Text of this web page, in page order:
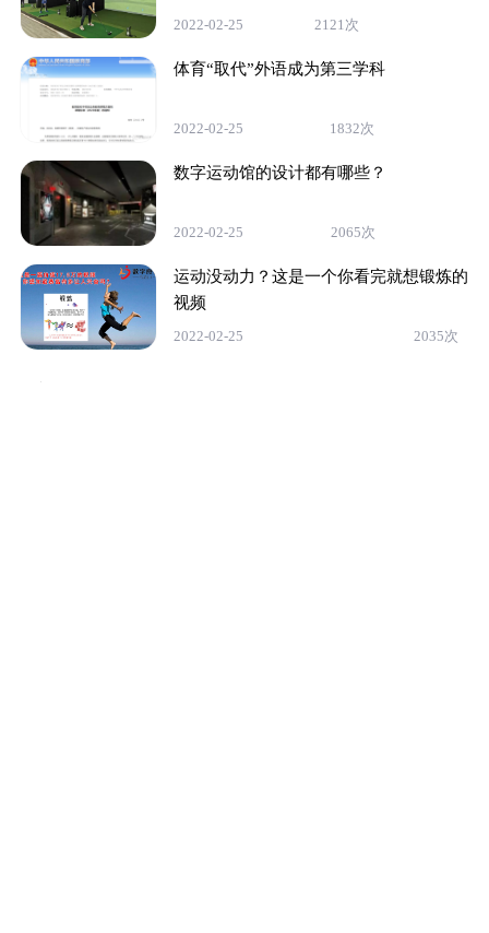
2022-02-25 2121次
体育“取代”外语成为第三学科
2022-02-25 1832次
数字运动馆的设计都有哪些？
2022-02-25 2065次
运动没动力？这是一个你看完就想锻炼的
视频
2022-02-25 2035次